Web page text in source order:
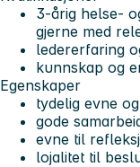
3-årig helse-
gjerne med
ledererfaring
kunnskap og
Egenskaper
tydelig evne
gode
evne til
lojalitet til